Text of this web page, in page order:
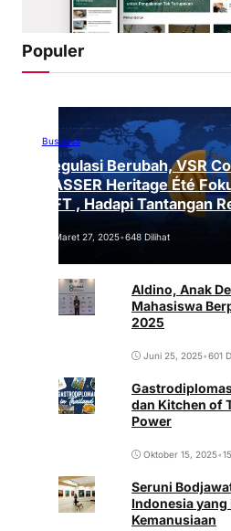
Populer
Business
Regulasi Berubah, VSR
VASSER Heritage Été
NFT , Hadapi Tantangan
Maret 27, 2025•648 Dilihat
Aldino, Anak
Mahasiswa
2025
Juni 25, 2025•601
dan Kitchen of
Power
Oktober 15, 2025•
Seruni
Indonesia
Kemanusiaan